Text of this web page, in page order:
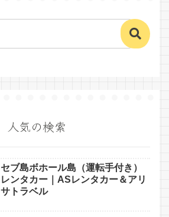
人気の検索
セブ島ボホール島（運転手付き）
レンタカー｜ASレンタカー＆アリ
サトラベル